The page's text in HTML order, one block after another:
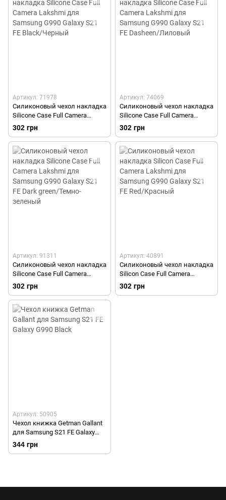
Артикул: 71978
Силиконовый чехол накладка
Silicone Case Full Camera
Lakshmi для Samsung G990
Galaxy S21 FE Black/Черный
302 грн
Артикул: 74069
Силиконовый чехол накладка
Silicone Case Full Camera
Lakshmi для Samsung G990
Galaxy S21 FE Dasheen/
Лиловый
302 грн
Артикул: 91311
Силиконовый чехол накладка
Silicone Case Full Camera
Lakshmi для Samsung G990
Galaxy S21 FE Dark green/
Темно-зеленый
302 грн
Артикул: 40891
Силиконовый чехол накладка
Silicon Case Full Camera
Lakshmi для Samsung G990
Galaxy S21 FE Red/Красный
302 грн
Артикул: 50905
Чехол книжка Getman Gallant
для Samsung S21 FE Galaxy
G990 Black
344 грн